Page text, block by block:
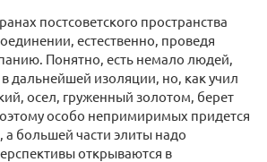
постсоветского пространства
естественно, проведя
Понятно, есть немало людей,
дальнейшей изоляции, но, как учил
осел, груженный золотом, берет
особо непримиримых придется
а большей части элиты надо
открываются в